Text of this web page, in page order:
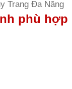
Trang Đa Năng
phù hợp